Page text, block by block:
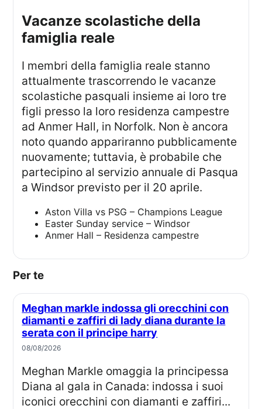
vacanze scolastiche della
famiglia reale
I membri della famiglia reale stanno
attualmente trascorrendo le vacanze
scolastiche pasquali insieme ai loro tre
figli presso la loro residenza campestre
ad Anmer Hall, in Norfolk. Non è ancora
noto quando appariranno pubblicamente
nuovamente; tuttavia, è probabile che
partecipino al servizio annuale di Pasqua
a Windsor previsto per il 20 aprile.
Aston Villa vs PSG – Champions League
Easter Sunday service – Windsor
Anmer Hall – Residenza campestre
Per te
Meghan markle indossa gli orecchini con
diamanti e zaffiri di lady diana durante la
serata con il principe harry
08/08/2026
Meghan Markle omaggia la principessa
Diana al gala in Canada: indossa i suoi
iconici orecchini con diamanti e zaffiri...